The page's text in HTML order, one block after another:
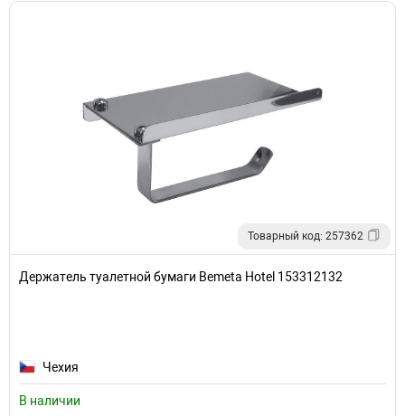
Товарный код: 257362
Держатель туалетной бумаги Bemeta Hotel 153312132
Чехия
В наличии